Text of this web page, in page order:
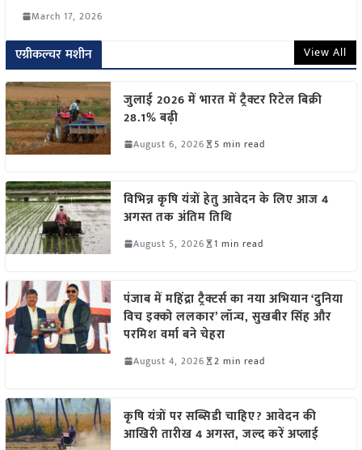
March 17, 2026
एग्रीकल्चर मशीन View All
जुलाई 2026 में भारत में ट्रैक्टर रिटेल बिक्री
28.1% बढ़ी
August 6, 2026 5 min read
विभिन्न कृषि यंत्रों हेतु आवेदन के लिए आज 4
अगस्त तक अंतिम तिथि
August 5, 2026 1 min read
पंजाब में महिंद्रा ट्रैक्टर्स का नया अभियान ‘दुनिया
विच इक्को ललकार’ लॉन्च, सुखबीर सिंह और
परमिश वर्मा बने चेहरा
August 4, 2026 2 min read
कृषि यंत्रों पर सब्सिडी चाहिए? आवेदन की
आखिरी तारीख 4 अगस्त, जल्द करें अप्लाई